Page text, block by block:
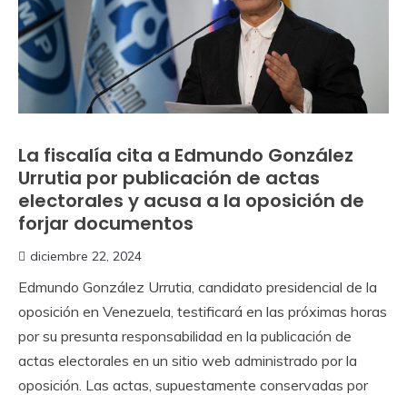
La fiscalía cita a Edmundo González
Urrutia por publicación de actas
electorales y acusa a la oposición de
forjar documentos
diciembre 22, 2024
Edmundo González Urrutia, candidato presidencial de la
oposición en Venezuela, testificará en las próximas horas
por su presunta responsabilidad en la publicación de
actas electorales en un sitio web administrado por la
oposición. Las actas, supuestamente conservadas por